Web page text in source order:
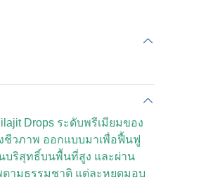
Drops ระดับพรีเมียมของ
วภาพ ออกแบบมาเพื่อฟื้นฟู
บริสุทธิ์บนพื้นที่สูง และผ่าน
ามธรรมชาติ แต่ละหยดมอบ